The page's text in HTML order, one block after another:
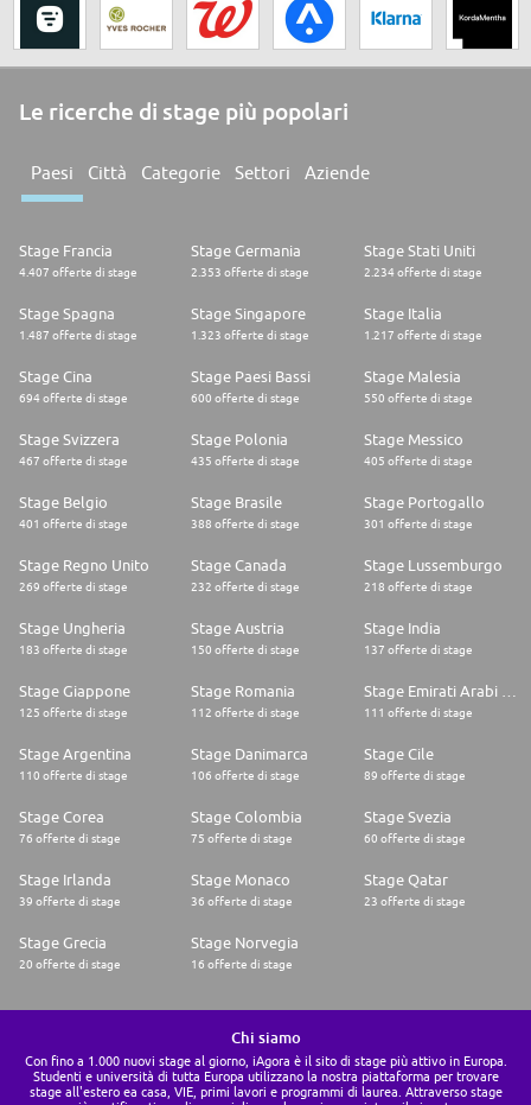
Le ricerche di stage più popolari
Paesi Città Categorie Settori Aziende
Stage Francia
4.407 offerte di stage
Stage Germania
2.353 offerte di stage
Stage Stati Uniti
2.234 offerte di stage
Stage Spagna
1.487 offerte di stage
Stage Singapore
1.323 offerte di stage
Stage Italia
1.217 offerte di stage
Stage Cina
694 offerte di stage
Stage Paesi Bassi
600 offerte di stage
Stage Malesia
550 offerte di stage
Stage Svizzera
467 offerte di stage
Stage Polonia
435 offerte di stage
Stage Messico
405 offerte di stage
Stage Belgio
401 offerte di stage
Stage Brasile
388 offerte di stage
Stage Portogallo
301 offerte di stage
Stage Regno Unito
269 offerte di stage
Stage Canada
232 offerte di stage
Stage Lussemburgo
218 offerte di stage
Stage Ungheria
183 offerte di stage
Stage Austria
150 offerte di stage
Stage India
137 offerte di stage
Stage Giappone
125 offerte di stage
Stage Romania
112 offerte di stage 111 offerte di stage
Stage Argentina
110 offerte di stage
Stage Danimarca
106 offerte di stage
Stage Cile
89 offerte di stage
Stage Corea
76 offerte di stage
Stage Colombia
75 offerte di stage
Stage Svezia
60 offerte di stage
Stage Irlanda
39 offerte di stage
Stage Monaco
36 offerte di stage
Stage Qatar
23 offerte di stage
Stage Grecia
20 offerte di stage
Stage Norvegia
16 offerte di stage
Chi siamo
Con fino a 1.000 nuovi stage al giorno, iAgora è il sito di stage più attivo in Europa.
Studenti e università di tutta Europa utilizzano la nostra piattaforma per trovare
stage all'estero ea casa, VIE, primi lavori e programmi di laurea. Attraverso stage